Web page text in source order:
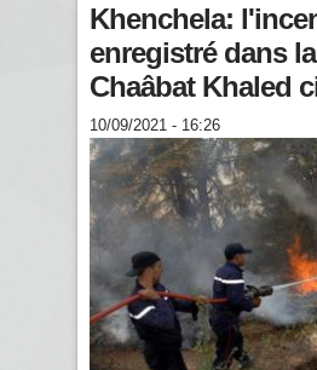
Khenchela:
enregistré dans
Chaâbat Khaled
10/09/2021 - 16:26